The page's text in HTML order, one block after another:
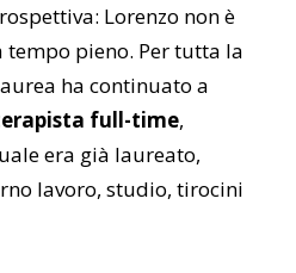
Lorenzo non è
pieno. Per tutta la
ha continuato a
full-time,
era già laureato,
lavoro, studio, tirocini